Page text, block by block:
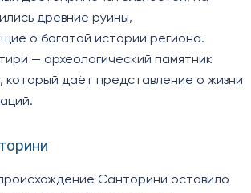
древние руины,
о богатой истории региона.
— археологический памятник
который даёт представление о жизни
Санторини оставило